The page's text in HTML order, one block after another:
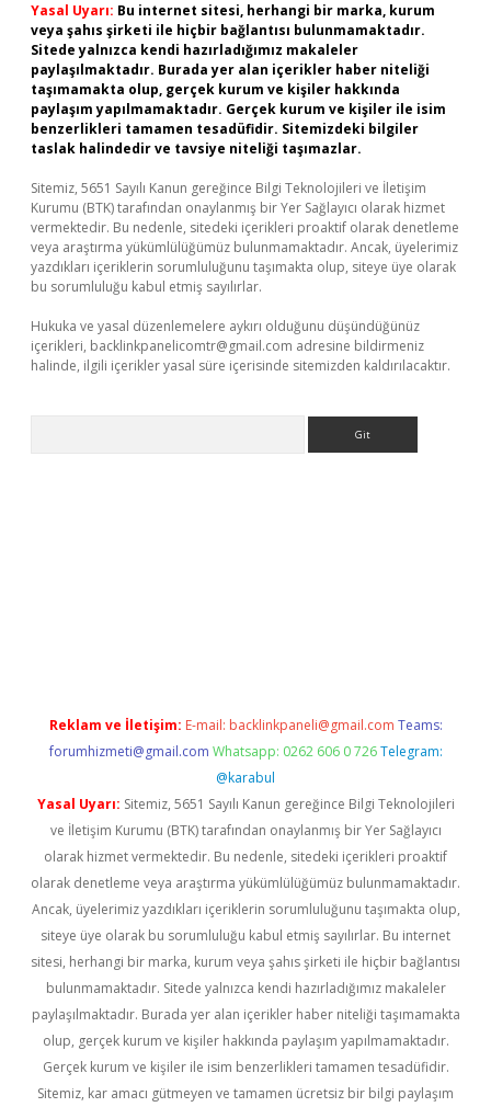
Yasal Uyarı: Bu internet sitesi, herhangi bir marka, kurum
veya şahıs şirketi ile hiçbir bağlantısı bulunmamaktadır.
Sitede yalnızca kendi hazırladığımız makaleler
paylaşılmaktadır. Burada yer alan içerikler haber niteliği
taşımamakta olup, gerçek kurum ve kişiler hakkında
paylaşım yapılmamaktadır. Gerçek kurum ve kişiler ile isim
benzerlikleri tamamen tesadüfidir. Sitemizdeki bilgiler
taslak halindedir ve tavsiye niteliği taşımazlar.
Sitemiz, 5651 Sayılı Kanun gereğince Bilgi Teknolojileri ve İletişim
Kurumu (BTK) tarafından onaylanmış bir Yer Sağlayıcı olarak hizmet
vermektedir. Bu nedenle, sitedeki içerikleri proaktif olarak denetleme
veya araştırma yükümlülüğümüz bulunmamaktadır. Ancak, üyelerimiz
yazdıkları içeriklerin sorumluluğunu taşımakta olup, siteye üye olarak
bu sorumluluğu kabul etmiş sayılırlar.
Hukuka ve yasal düzenlemelere aykırı olduğunu düşündüğünüz
içerikleri, backlinkpanelicomtr@gmail.com adresine bildirmeniz
halinde, ilgili içerikler yasal süre içerisinde sitemizden kaldırılacaktır.
Reklam ve İletişim: E-mail: backlinkpaneli@gmail.com Teams:
forumhizmeti@gmail.com Whatsapp: 0262 606 0 726 Telegram:
@karabul
Yasal Uyarı: Sitemiz, 5651 Sayılı Kanun gereğince Bilgi Teknolojileri
ve İletişim Kurumu (BTK) tarafından onaylanmış bir Yer Sağlayıcı
olarak hizmet vermektedir. Bu nedenle, sitedeki içerikleri proaktif
olarak denetleme veya araştırma yükümlülüğümüz bulunmamaktadır.
Ancak, üyelerimiz yazdıkları içeriklerin sorumluluğunu taşımakta olup,
siteye üye olarak bu sorumluluğu kabul etmiş sayılırlar. Bu internet
sitesi, herhangi bir marka, kurum veya şahıs şirketi ile hiçbir bağlantısı
bulunmamaktadır. Sitede yalnızca kendi hazırladığımız makaleler
paylaşılmaktadır. Burada yer alan içerikler haber niteliği taşımamakta
olup, gerçek kurum ve kişiler hakkında paylaşım yapılmamaktadır.
Gerçek kurum ve kişiler ile isim benzerlikleri tamamen tesadüfidir.
Sitemiz, kar amacı gütmeyen ve tamamen ücretsiz bir bilgi paylaşım